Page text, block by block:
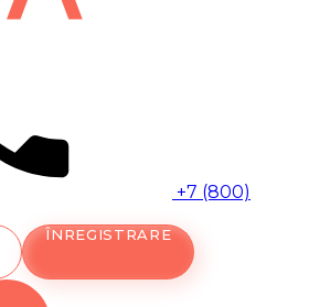
+7 (800)
ÎNREGISTRARE